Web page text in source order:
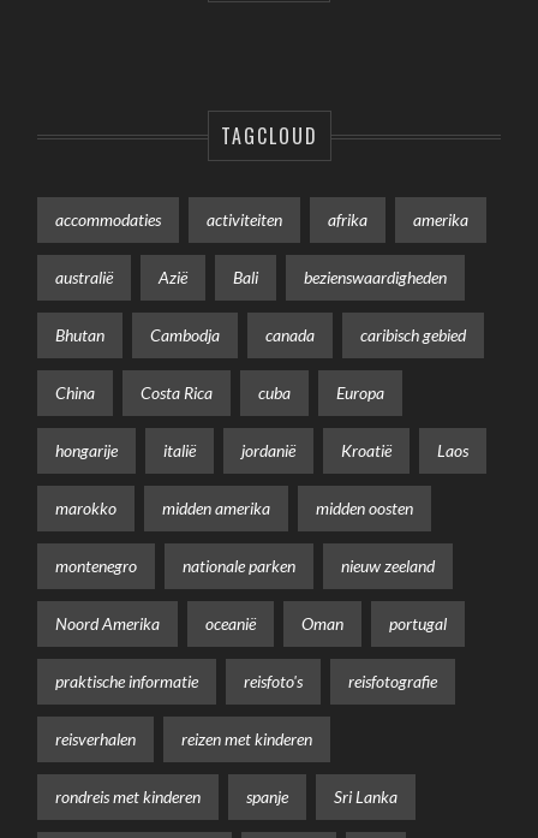
TAGCLOUD
accommodaties activiteiten afrika amerika
australië Azië Bali bezienswaardigheden
Bhutan Cambodja canada caribisch gebied
China Costa Rica cuba Europa
hongarije italië jordanië Kroatië Laos
marokko midden amerika midden oosten
montenegro nationale parken nieuw zeeland
Noord Amerika oceanië Oman portugal
praktische informatie reisfoto's reisfotografie
reisverhalen reizen met kinderen
rondreis met kinderen spanje Sri Lanka